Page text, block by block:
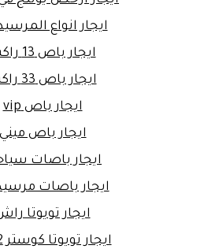
ايجار انواع
ايجار باص 13 راكب
ايجار باص 33 راكب
ايجار باص vip
ايجار باص ميني
ايجار باصات
ايجار باصات
ايجار تويوتا
ايجار تويوتا كوستر 2022